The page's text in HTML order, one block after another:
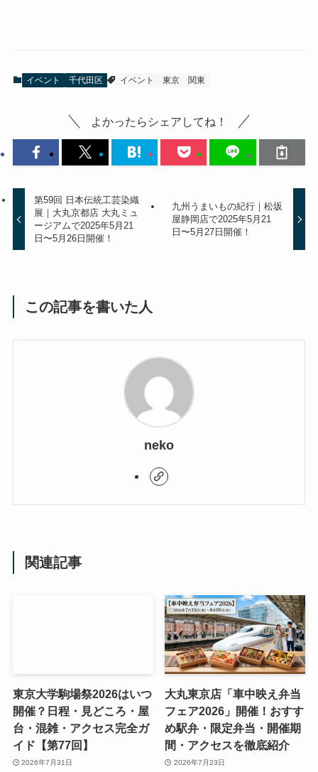
イベント 千代田区 イベント 東京 関東
よかったらシェアしてね！
第59回 日本伝統工芸染織
展｜大丸京都店 大丸ミュ
ージアムで2025年5月21
日〜5月26日開催！
九州うまいもの紀行｜松坂
屋静岡店で2025年5月21
日〜5月27日開催！
この記事を書いた人
neko
関連記事
東京大学駒場祭2026はいつ
開催？日程・見どころ・屋
台・混雑・アクセス完全ガ
イド【第77回】
2026年7月31日
大丸東京店「車中映え弁当
フェア2026」開催！おすす
め駅弁・限定弁当・開催期
間・アクセスを徹底紹介
2026年7月23日